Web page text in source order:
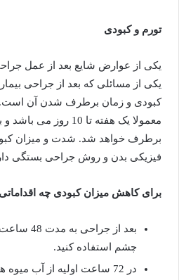
تورم و کبودی
یکی از عوارض شایع بعد از عمل
یکی از مسائلی که بعد از جراحی
کبودی و زمان برطرف شدن آن است.
معمولا یک هفته تا 10
برطرف خواهد شد. شدت و میزان
فیزیکی بدن و روش جراحی بستگی
برای کاهش میزان کبودی چه اقداماتی
بعد از
چشم استفاده کنید.
در 72 ساعت اولیه از آب